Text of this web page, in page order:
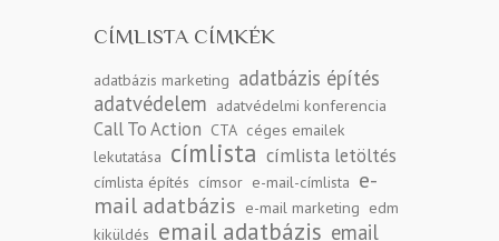
CÍMLISTA CÍMKÉK
adatbázis marketing adatbázis építés
adatvédelem adatvédelmi konferencia
Call To Action CTA céges emailek
lekutatása címlista címlista letöltés
címlista építés címsor e-mail-címlista e-
mail adatbázis e-mail marketing edm
kiküldés email adatbázis email